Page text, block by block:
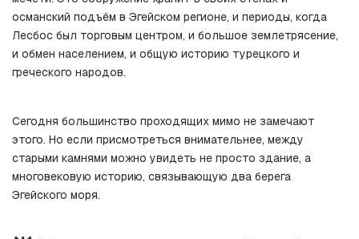
османский подъём в Эгейском регионе, и периоды, когда
Лесбос был торговым центром, и большое землетрясение,
и обмен населением, и общую историю турецкого и
греческого народов.
Сегодня большинство проходящих мимо не замечают
этого. Но если присмотреться внимательнее, между
старыми камнями можно увидеть не просто здание, а
многовековую историю, связывающую два берега
Эгейского моря.